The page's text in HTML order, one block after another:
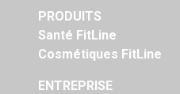
PRODUITS
Santé FitLine
Cosmétiques FitLine
ENTREPRISE